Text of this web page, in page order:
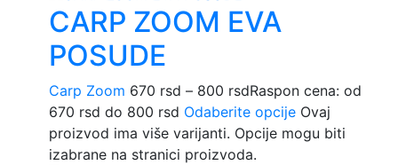
CARP ZOOM EVA
POSUDE
Carp Zoom 670 rsd – 800 rsdRaspon cena: od
670 rsd do 800 rsd Odaberite opcije Ovaj
proizvod ima više varijanti. Opcije mogu biti
izabrane na stranici proizvoda.